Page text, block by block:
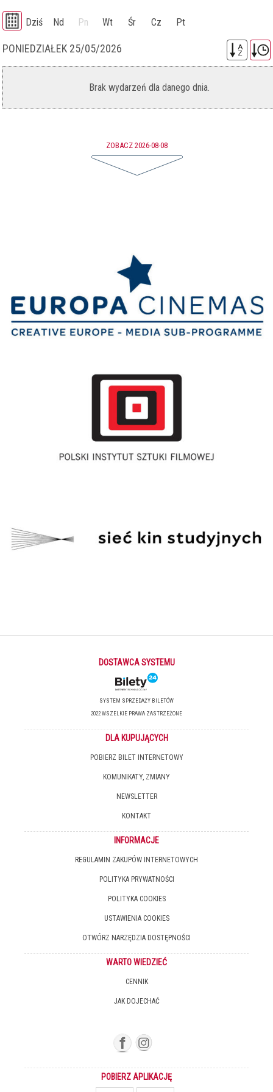
Dziś Nd Pn Wt Śr Cz Pt
PONIEDZIAŁEK 25/05/2026 A
Z
Brak wydarzeń dla danego dnia.
ZOBACZ 2026-08-08
DOSTAWCA SYSTEMU
SYSTEM SPRZEDAŻY BILETÓW
2022 WSZELKIE PRAWA ZASTRZEŻONE
DLA KUPUJĄCYCH
POBIERZ BILET INTERNETOWY
KOMUNIKATY, ZMIANY
NEWSLETTER
KONTAKT
INFORMACJE
REGULAMIN ZAKUPÓW INTERNETOWYCH
POLITYKA PRYWATNOŚCI
POLITYKA COOKIES
USTAWIENIA COOKIES
OTWÓRZ NARZĘDZIA DOSTĘPNOŚCI
WARTO WIEDZIEĆ
CENNIK
JAK DOJECHAĆ
POBIERZ APLIKACJĘ